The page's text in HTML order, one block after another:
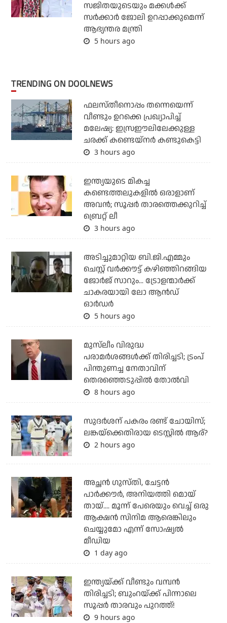
സജിതയുടെയും മക്കള്‍ക്ക്
സര്‍ക്കാര്‍ ജോലി ഉറപ്പാക്കുമെന്ന്
ആഭ്യന്തര മന്ത്രി
5 hours ago
TRENDING ON DOOLNEWS
ഫലസ്തീനൊപ്പം തന്നെയെന്ന്
വീണ്ടും ഉറക്കെ പ്രഖ്യാപിച്ച്
മലേഷ്യ: ഇസ്രഈലിലേക്കുള്ള
ചരക്ക് കണ്ടെയ്‌നര്‍ കണ്ടുകെട്ടി
3 hours ago
ഇന്ത്യയുടെ മികച്ച
കണ്ടെത്തലുകളില്‍ ഒരാളാണ്
അവന്‍; സൂപ്പര്‍ താരത്തെക്കുറിച്ച്
ബ്രെറ്റ് ലീ
3 hours ago
അടിച്ചുമാറ്റിയ ബി.ജി.എമ്മും
ചെസ്റ്റ് വര്‍ക്കൗട്ട് കഴിഞ്ഞിറങ്ങിയ
ജോര്‍ജ് സാറും... ട്രോളന്മാര്‍ക്ക്
ചാകരയായി ലോ ആന്‍ഡ്
ഓര്‍ഡര്‍
5 hours ago
മുസ്‌ലീം വിരുദ്ധ
പരാമര്‍ശങ്ങള്‍ക്ക് തിരിച്ചടി; ട്രംപ്
പിന്തുണച്ച നേതാവിന്
തെരഞ്ഞെടുപ്പില്‍ തോല്‍വി
8 hours ago
സുദര്‍ശന് പകരം രണ്ട് ചോയിസ്;
ലങ്കയ്‌ക്കെതിരായ ടെസ്റ്റില്‍ ആര്?
2 hours ago
അച്ഛന്‍ ഗുസ്തി, ചേട്ടന്‍
പാര്‍ക്കൗര്‍, അനിയത്തി മൊയ്
തായ്.... മൂന്ന് പേരെയും വെച്ച് ഒരു
ആക്ഷന്‍ സിനിമ ആരെങ്കിലും
ചെയ്യുമോ എന്ന് സോഷ്യല്‍
മീഡിയ
1 day ago
ഇന്ത്യയ്ക്ക് വീണ്ടും വമ്പന്‍
തിരിച്ചടി; ബുംറയ്ക്ക് പിന്നാലെ
സൂപ്പര്‍ താരവും പുറത്ത്!
9 hours ago